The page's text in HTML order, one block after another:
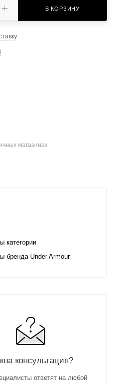
В КОРЗИНУ
магазинах
категории
бренда Under Armour
консультация?
ответят на любой